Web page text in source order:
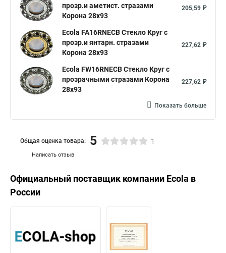
прозр.и аметист. стразами
Корона 28x93
205,59 ₽
Ecola FA16RNECB Стекло Круг с
прозр.и янтарн. стразами
Корона 28x93
227,62 ₽
Ecola FW16RNECB Стекло Круг с
прозрачными стразами Корона
28x93
227,62 ₽
Показать больше
Написать отзыв
Общая оценка товара: 5 1
Официальный поставщик компании Ecola в
России